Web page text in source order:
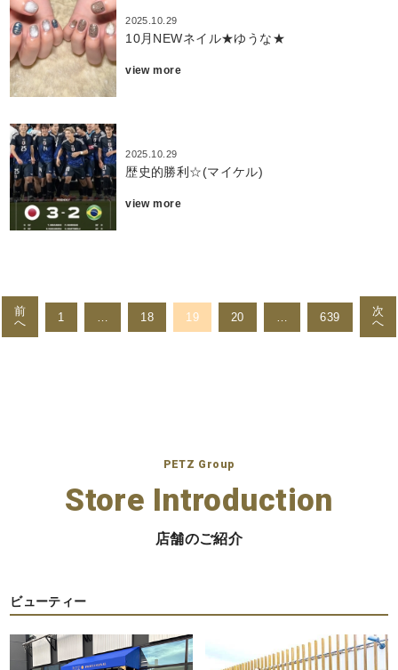
2025.10.29
10月NEWネイル★ゆうな★
view more
2025.10.29
歴史的勝利☆(マイケル)
view more
稿
の
前
へ
1 18 19 20 639
次
へ
PETZ Group
Store Introduction
店舗のご紹介
ビューティー